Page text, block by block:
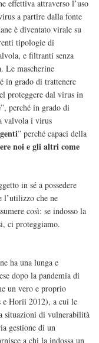
effettiva attraverso l’uso
a partire dalla fonte
è diventato virale su
tipologie di
e filtranti senza
Le mascherine
in grado di trattenere
proteggere dal virus in
”, perché in grado di
valvola i virus
” perché capaci della
noi e gli altri come
in sé a possedere
l’utilizzo che ne
così: se indosso la
ci proteggiamo.
ha una lunga e
dopo la pandemia di
un vero e proprio
Horii 2012), a cui le
situazioni di vulnerabilità
gestione di un
a chi la indossa un